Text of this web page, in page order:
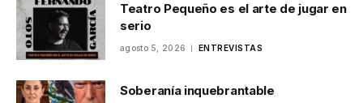
Teatro Pequeño es el arte de jugar en
serio
agosto 5, 2026 ENTREVISTAS
Soberanía inquebrantable